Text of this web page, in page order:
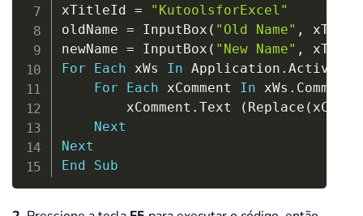
xTitleId =
"KutoolsforExcel"
oldName = InputBox ( "Old Name" ,
newName = InputBox ( "New Name" ,
For
Each xWs In Application .
For
Each xComment In xWs . Comments
        xComment
. Text ( Replace (
Next
Next
End
Sub